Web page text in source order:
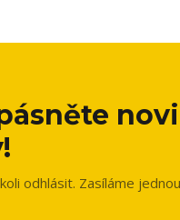
odhlásit. Zasíláme